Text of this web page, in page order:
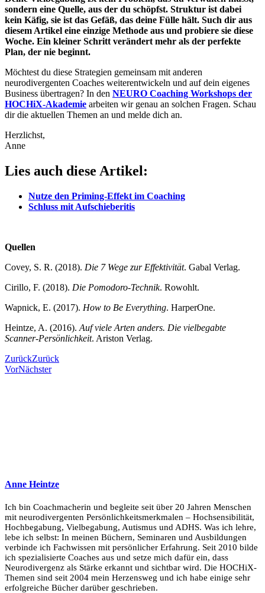
sondern eine Quelle, aus der du schöpfst. Struktur ist dabei
kein Käfig, sie ist das Gefäß, das deine Fülle hält. Such dir aus
diesem Artikel eine einzige Methode aus und probiere sie diese
Woche. Ein kleiner Schritt verändert mehr als der perfekte
Plan, der nie beginnt.
Möchtest du diese Strategien gemeinsam mit anderen
neurodivergenten Coaches weiterentwickeln und auf dein eigenes
Business übertragen? In den NEURO Coaching Workshops der
HOCHiX-Akademie arbeiten wir genau an solchen Fragen. Schau
dir die aktuellen Themen an und melde dich an.
Herzlichst,
Anne
Lies auch diese Artikel:
Nutze den Priming-Effekt im Coaching
Schluss mit Aufschieberitis
Quellen
Covey, S. R. (2018). Die 7 Wege zur Effektivität. Gabal Verlag.
Cirillo, F. (2018). Die Pomodoro-Technik. Rowohlt.
Wapnick, E. (2017). How to Be Everything. HarperOne.
Heintze, A. (2016). Auf viele Arten anders. Die vielbegabte
Scanner-Persönlichkeit. Ariston Verlag.
ZurückZurück
VorNächster
Anne Heintze
Ich bin Coachmacherin und begleite seit über 20 Jahren Menschen
mit neurodivergenten Persönlichkeitsmerkmalen – Hochsensibilität,
Hochbegabung, Vielbegabung, Autismus und ADHS. Was ich lehre,
lebe ich selbst: In meinen Büchern, Seminaren und Ausbildungen
verbinde ich Fachwissen mit persönlicher Erfahrung. Seit 2010 bilde
ich spezialisierte Coaches aus und setze mich dafür ein, dass
Neurodivergenz als Stärke erkannt und sichtbar wird. Die HOCHiX-
Themen sind seit 2004 mein Herzensweg und ich habe einige sehr
erfolgreiche Bücher darüber geschrieben.